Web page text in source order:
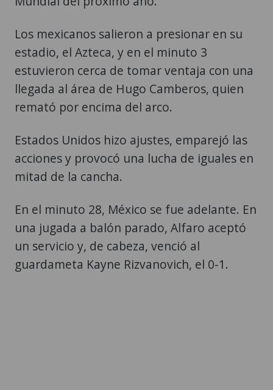
Los mexicanos salieron a presionar en su
estadio, el Azteca, y en el minuto 3
estuvieron cerca de tomar ventaja con una
llegada al área de Hugo Camberos, quien
remató por encima del arco.
Estados Unidos hizo ajustes, emparejó las
acciones y provocó una lucha de iguales en
mitad de la cancha.
En el minuto 28, México se fue adelante. En
una jugada a balón parado, Alfaro aceptó
un servicio y, de cabeza, venció al
guardameta Kayne Rizvanovich, el 0-1.